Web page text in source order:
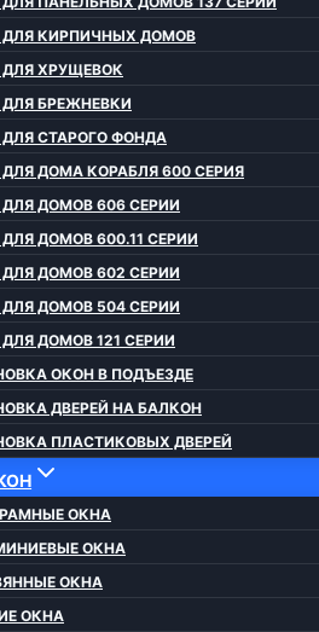
КИРПИЧНЫХ ДОМОВ
ХРУЩЕВОК
БРЕЖНЕВКИ
СТАРОГО ФОНДА
ДОМА КОРАБЛЯ 600 СЕРИЯ
ДОМОВ 606 СЕРИИ
ДОМОВ 600.11 СЕРИИ
ДОМОВ 602 СЕРИИ
ДОМОВ 504 СЕРИИ
ДОМОВ 121 СЕРИИ
ОКОН В ПОДЪЕЗДЕ
ДВЕРЕЙ НА БАЛКОН
ПЛАСТИКОВЫХ ДВЕРЕЙ
ОКНА
ОКНА
ОКНА
ОКНА